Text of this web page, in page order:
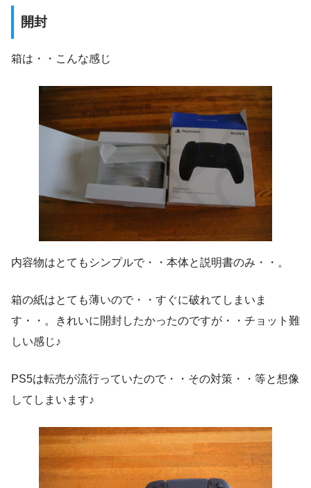
開封
箱は・・こんな感じ
内容物はとてもシンプルで・・本体と説明書のみ・・。
箱の紙はとても薄いので・・すぐに破れてしまいま
す・・。きれいに開封したかったのですが・・チョット難
しい感じ♪
PS5は転売が流行っていたので・・その対策・・等と想像
してしまいます♪